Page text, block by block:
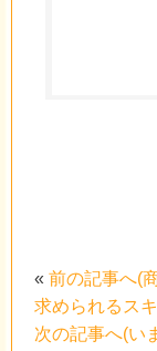
« 前の記事へ(
求められるス
次の記事へ(い